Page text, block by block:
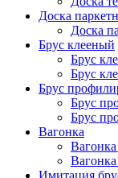
Доска
Доска
Брус клееный
Брус
Брус
Брус
Брус
Брус
Вагонка
Вагонка
Имитация